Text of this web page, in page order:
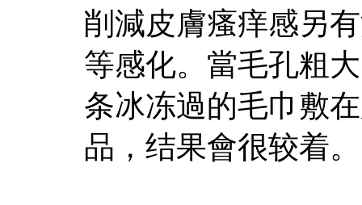
削減皮膚瘙痒感另
等感化。當毛孔粗
条冰冻過的毛巾敷
品，结果會很较着。